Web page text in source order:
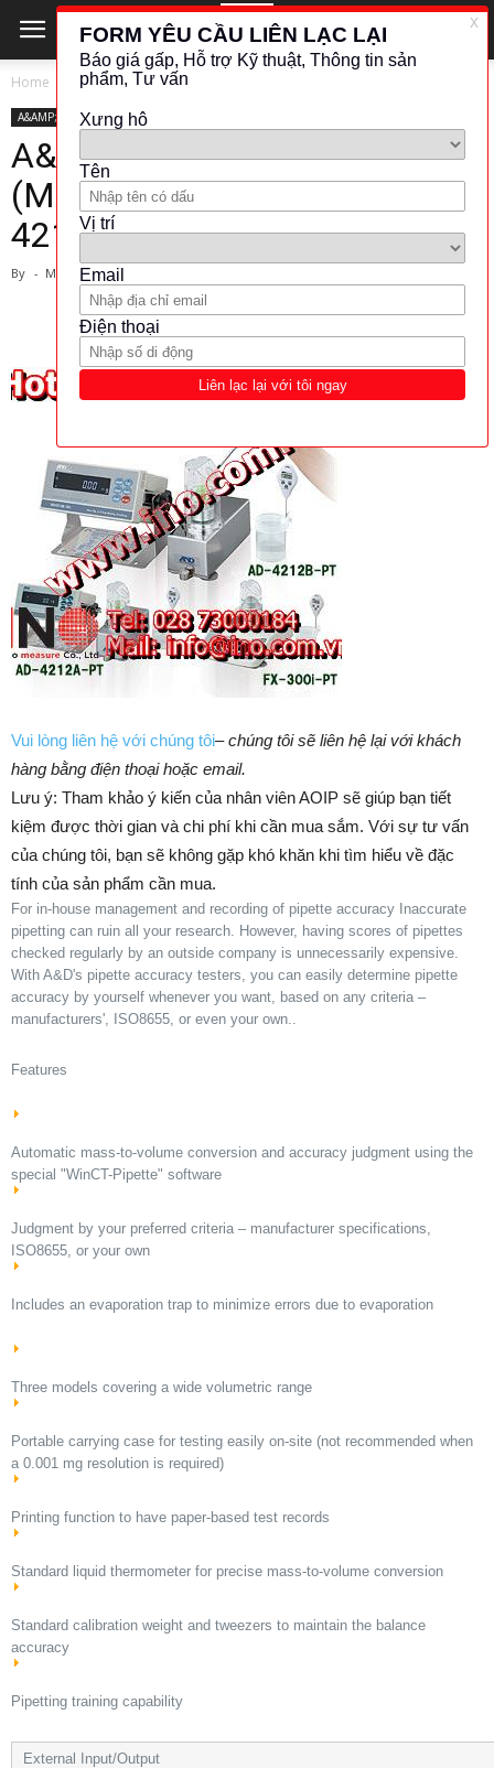
Home A&AMP;D COMPANY
A&AMP;D COMPANY KHÁC (ĐO LƯỜNG - KIỂM TRA)
A&D-Pipette Accuracy Testers
(Model:AD-4212B-PT / AD-
4212A-PT / FX-300i-PT)
By - March 1, 2024
Vui lòng liên hệ với chúng tôi–chúng tôi sẽ liên hệ lại với khách
hàng bằng điện thoại hoặc email.
Lưu ý: Tham khảo ý kiến của nhân viên AOIP sẽ giúp bạn tiết
kiệm được thời gian và chi phí khi cần mua sắm. ​​Với sự tư vấn
của chúng tôi, bạn sẽ không gặp khó khăn khi tìm hiểu về đặc
tính của sản phẩm cần mua.
For in-house management and recording of pipette accuracy Inaccurate
pipetting can ruin all your research. However, having scores of pipettes
checked regularly by an outside company is unnecessarily expensive.
With A&D's pipette accuracy testers, you can easily determine pipette
accuracy by yourself whenever you want, based on any criteria –
manufacturers', ISO8655, or even your own..
Features
Automatic mass-to-volume conversion and accuracy judgment using the
special "WinCT-Pipette" software
Judgment by your preferred criteria – manufacturer specifications,
ISO8655, or your own
Includes an evaporation trap to minimize errors due to evaporation
Three models covering a wide volumetric range
Portable carrying case for testing easily on-site (not recommended when
a 0.001 mg resolution is required)
Printing function to have paper-based test records
Standard liquid thermometer for precise mass-to-volume conversion
Standard calibration weight and tweezers to maintain the balance
accuracy
Pipetting training capability
External Input/Output